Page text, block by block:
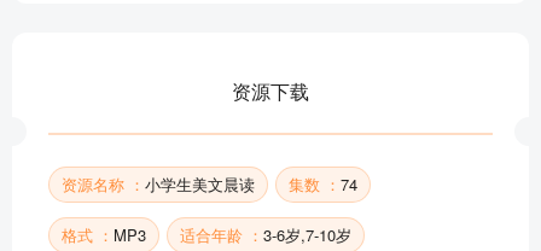
部分目录展示 ▶ 下载后解锁 74 首完整音频
资源下载
资源名称 ： 小学生美文晨读 集数 ： 74
格式 ： MP3 适合年龄 ： 3-6岁,7-10岁